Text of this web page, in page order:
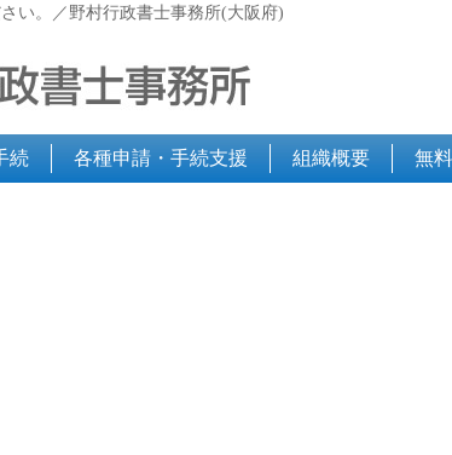
い。／野村行政書士事務所(大阪府)
続 各種申請・手続支援 組織概要 無